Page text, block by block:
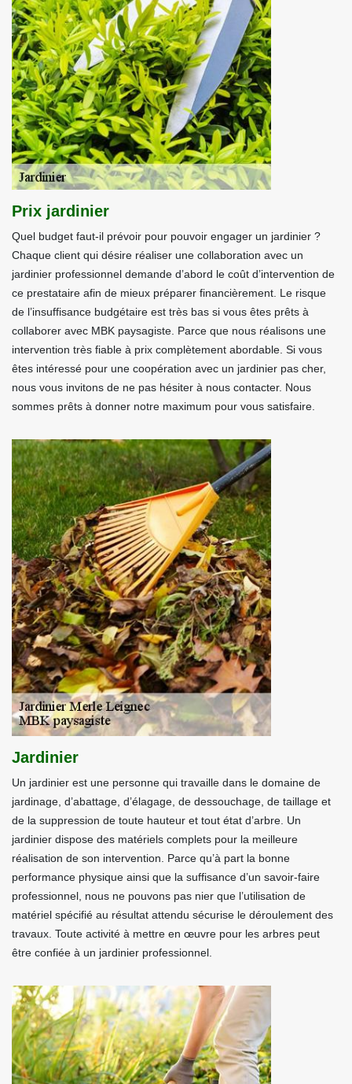
Prix jardinier
Quel budget faut-il prévoir pour pouvoir engager un jardinier ?
Chaque client qui désire réaliser une collaboration avec un
jardinier professionnel demande d’abord le coût d’intervention de
ce prestataire afin de mieux préparer financièrement. Le risque
de l’insuffisance budgétaire est très bas si vous êtes prêts à
collaborer avec MBK paysagiste. Parce que nous réalisons une
intervention très fiable à prix complètement abordable. Si vous
êtes intéressé pour une coopération avec un jardinier pas cher,
nous vous invitons de ne pas hésiter à nous contacter. Nous
sommes prêts à donner notre maximum pour vous satisfaire.
Jardinier
Un jardinier est une personne qui travaille dans le domaine de
jardinage, d’abattage, d’élagage, de dessouchage, de taillage et
de la suppression de toute hauteur et tout état d’arbre. Un
jardinier dispose des matériels complets pour la meilleure
réalisation de son intervention. Parce qu’à part la bonne
performance physique ainsi que la suffisance d’un savoir-faire
professionnel, nous ne pouvons pas nier que l’utilisation de
matériel spécifié au résultat attendu sécurise le déroulement des
travaux. Toute activité à mettre en œuvre pour les arbres peut
être confiée à un jardinier professionnel.